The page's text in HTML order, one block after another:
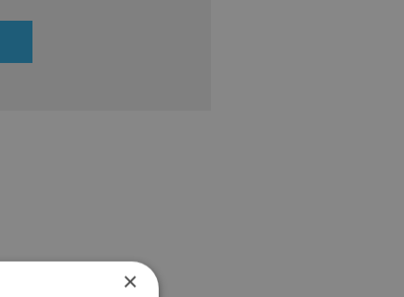
ejercitar sus derechos
dirigiéndose a la
×